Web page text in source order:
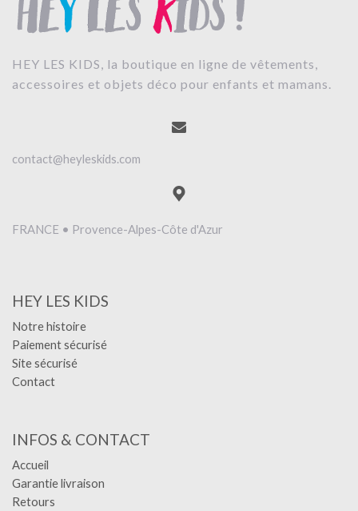
HEY LES KIDS, la boutique en ligne de vêtements,
accessoires et objets déco pour enfants et mamans.
contact@heyleskids.com
FRANCE • Provence-Alpes-Côte d'Azur
HEY LES KIDS
Notre histoire
Paiement sécurisé
Site sécurisé
Contact
INFOS & CONTACT
Accueil
Garantie livraison
Retours